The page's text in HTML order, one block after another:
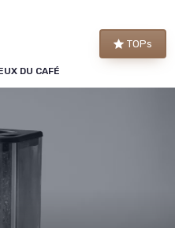
DU CAFÉ
TOPs